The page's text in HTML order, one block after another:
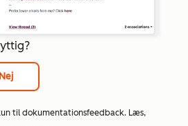
Nej
til dokumentationsfeedback. Læs,